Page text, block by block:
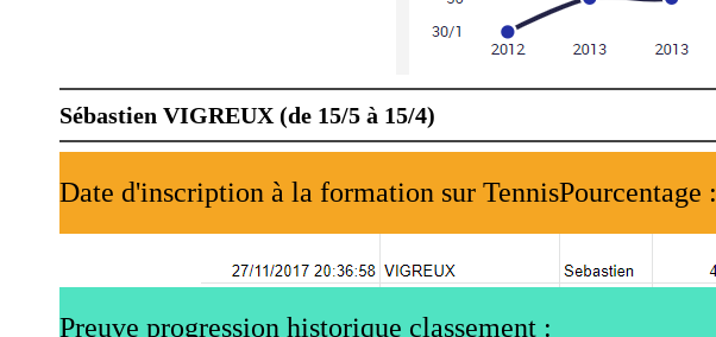
Sébastien VIGREUX (de 15/5 à 15/4)
Date d'inscription à la formation sur TennisPourcentage :
Preuve progression historique classement :